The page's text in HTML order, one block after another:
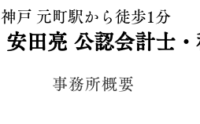
神戸 元町駅から徒歩1分
安田亮 公認会計士
事務所概要